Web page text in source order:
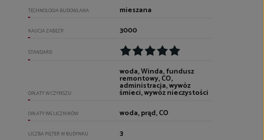
TECHNOLOGIA BUDOWLANA mieszana
KAUCJA ZABEZP. 3000
STANDARD
OPŁATY W CZYNSZU
woda, Winda, fundusz
remontowy, CO,
administracja, wywóz
śmieci, wywóz nieczystości
OPŁATY WG LICZNIKÓW woda, prąd, CO
LICZBA PIĘTER W BUDYNKU 3